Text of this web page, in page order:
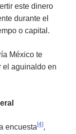
este dinero
durante el
o capital.
México te
el aguinaldo en
encuesta [4],